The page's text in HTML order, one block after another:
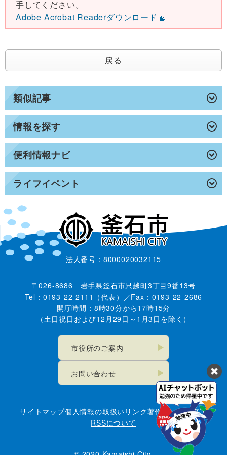
類似記事
情報を探す
便利情報ナビ
ライフイベント
手してください。
Adobe Acrobat Readerダウンロード
戻る
法人番号：8000020032115
〒026-8686 岩手県釜石市只越町3丁目9番13号
Tel：0193-22-2111（代表）／Fax：0193-22-2686
開庁時間：8時30分から17時15分
（土日祝日および12月29日～1月3日を除く）
市役所のご案内
お問い合わせ
サイトマップ個人情報の取扱い リンク著作権・免責事項
RSSについて